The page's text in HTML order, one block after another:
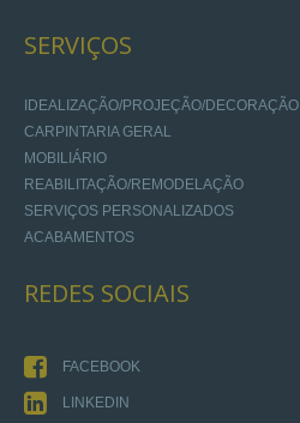
SERVIÇOS
IDEALIZAÇÃO/PROJEÇÃO/DECORAÇÃO
CARPINTARIA GERAL
MOBILIÁRIO
REABILITAÇÃO/REMODELAÇÃO
SERVIÇOS PERSONALIZADOS
ACABAMENTOS
REDES SOCIAIS
FACEBOOK
LINKEDIN